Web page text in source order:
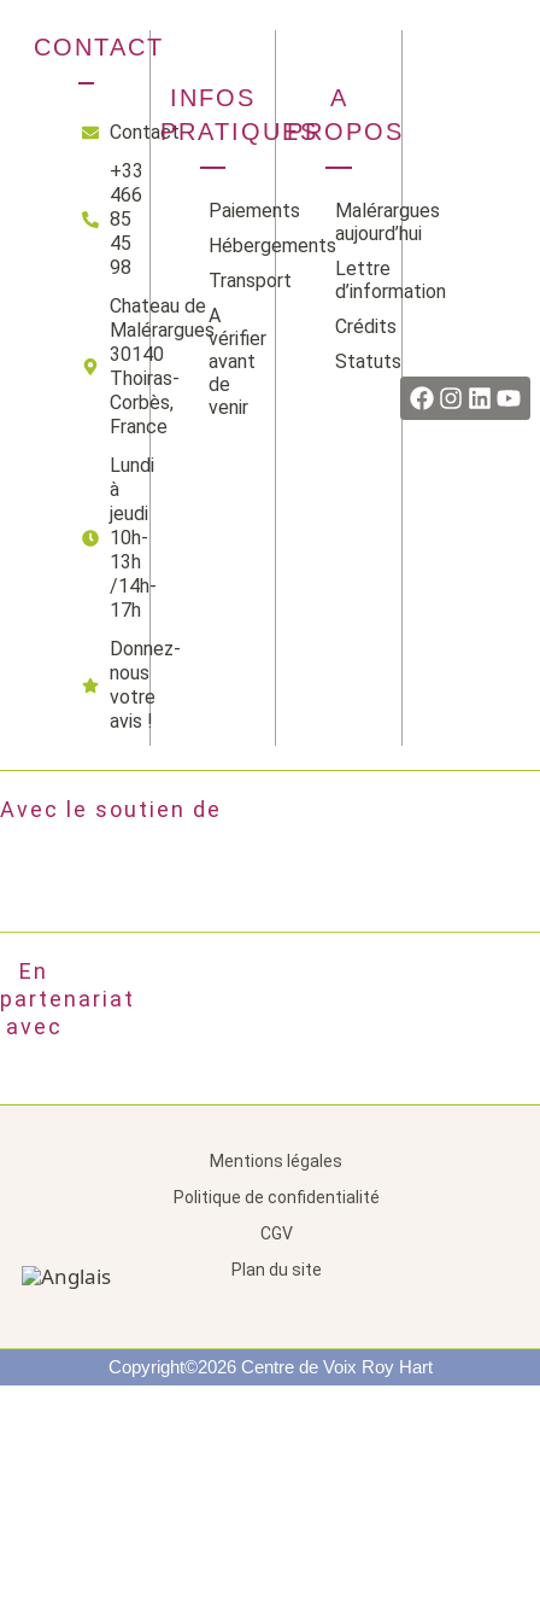
CONTACT
Contact
+33
466
85
45
98
Chateau de
Malérargues
30140
Thoiras-
Corbès,
France
Lundi
à
jeudi
10h-
13h
/14h-
17h
Donnez-
nous
votre
avis !
INFOS
PRATIQUES
Paiements
Hébergements
Transport
A
vérifier
avant
de
venir
A
PROPOS
Malérargues
aujourd’hui
Lettre
d’information
Crédits
Statuts
Avec le soutien de
En
partenariat
avec
Mentions légales
Politique de confidentialité
CGV
Plan du site
Copyright©2026 Centre de Voix Roy Hart